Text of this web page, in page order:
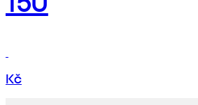
Kč